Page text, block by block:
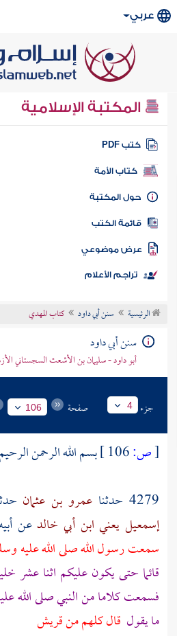
عربي
المكتبة الإسلامية
كتب PDF
كتاب الأمة
المكتبة
الكتب
موضوعي
تراجم الأعلام
الرئيسية سنن أبي داود كتاب المهدي
سنن أبي داود
أبو داود - سليمان بن الأشعث السجستاني
جزء 4 صفحة 106
[ص:
بسم الله الرحمن
4279 حدثنا
عمرو بن عثمان
إسمعيل يعني ابن أبي خالدعن
سمعت رسول الله صلى الله عليه
قائما حتى يكون عليكم اثنا عشر
فسمعت كلاما من النبي صلى الله
ما يقول قال كلهم منقريش